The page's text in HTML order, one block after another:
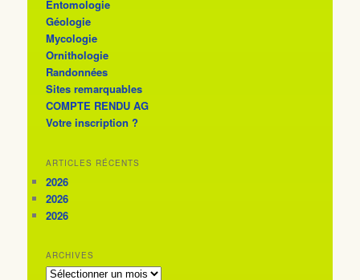
Entomologie
Géologie
Mycologie
Ornithologie
Randonnées
Sites remarquables
COMPTE RENDU AG
Votre inscription ?
ARTICLES RÉCENTS
2026
2026
2026
ARCHIVES
ARCHIVES